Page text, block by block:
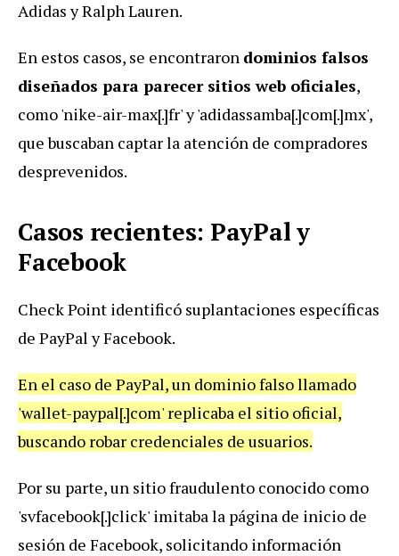
Adidas y Ralph Lauren.
En estos casos, se encontraron dominios falsos
diseñados para parecer sitios web oficiales,
como 'nike-air-max[.]fr' y 'adidassamba[.]com[.]mx',
que buscaban captar la atención de compradores
desprevenidos.
Casos recientes: PayPal y
Facebook
Check Point identificó suplantaciones específicas
de PayPal y Facebook.
En el caso de PayPal, un dominio falso llamado
'wallet-paypal[.]com' replicaba el sitio oficial,
buscando robar credenciales de usuarios.
Por su parte, un sitio fraudulento conocido como
'svfacebook[.]click' imitaba la página de inicio de
sesión de Facebook, solicitando información